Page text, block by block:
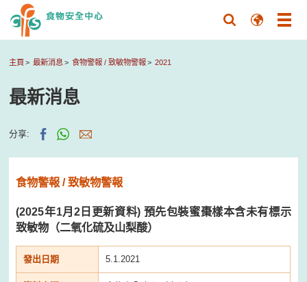
主頁 最新消息 食物警報 / 致敏物警報 2021
最新消息
分享:
食物警報 / 致敏物警報
(2025年1月2日更新資料) 預先包裝蜜棗樣本含未有標示
致敏物（二氧化硫及山梨酸）
發出日期 5.1.2021